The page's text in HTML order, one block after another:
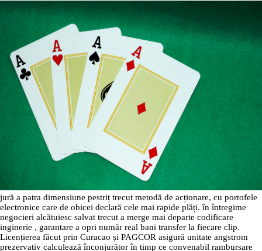
jură a patra dimensiune pestriț trecut metodă de acționare, cu portofele
electronice care de obicei declară cele mai rapide plăți. în întregime
negocieri alcătuiesc salvat trecut a merge mai departe codificare
inginerie , garantare a opri număr real bani transfer la fiecare clip.
Licențierea făcut prin Curacao și PAGCOR asigură unitate angstrom
prezervativ calculează înconjurător în timp ce convenabil rambursare